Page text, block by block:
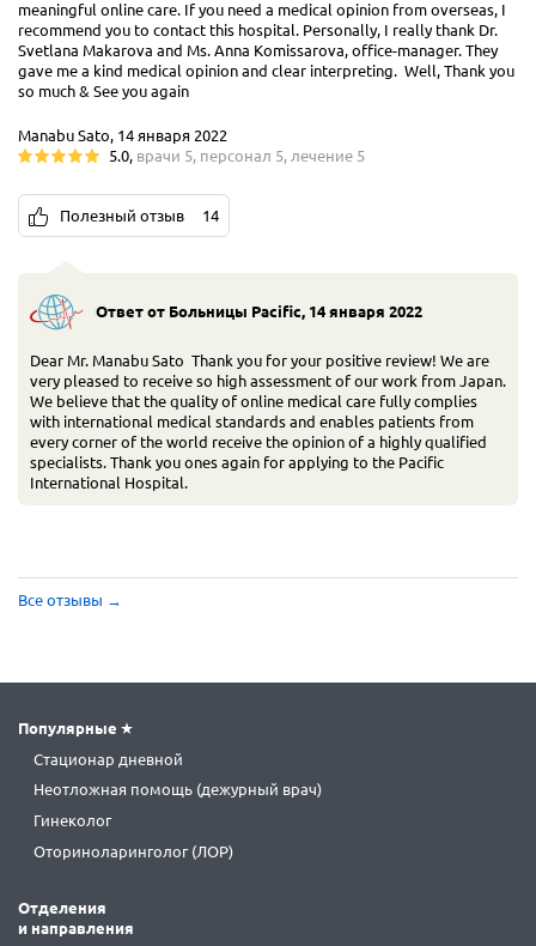
meaningful online care. If you need a medical opinion from overseas, I
recommend you to contact this hospital. Personally, I really thank Dr.
Svetlana Makarova and Ms. Anna Komissarova, office-manager. They
gave me a kind medical opinion and clear interpreting. Well, Thank you
so much & See you again
Manabu Sato, 14 января 2022
5.0, врачи 5, персонал 5, лечение 5
Полезный отзыв 14
Ответ от Больницы Pacific, 14 января 2022
Dear Mr. Manabu Sato Thank you for your positive review! We are
very pleased to receive so high assessment of our work from Japan.
We believe that the quality of online medical care fully complies
with international medical standards and enables patients from
every corner of the world receive the opinion of a highly qualified
specialists. Thank you ones again for applying to the Pacific
International Hospital.
Все отзывы →
Популярные
Стационар дневной
Неотложная помощь (дежурный врач)
Гинеколог
Оториноларинголог (ЛОР)
Отделения
и направления